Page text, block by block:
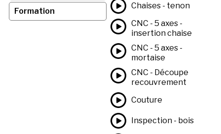
Formation
Chaises - tenon
CNC - 5 axes -
insertion chaise
CNC - 5 axes -
mortaise
CNC - Découpe
recouvrement
Couture
Inspection - bois